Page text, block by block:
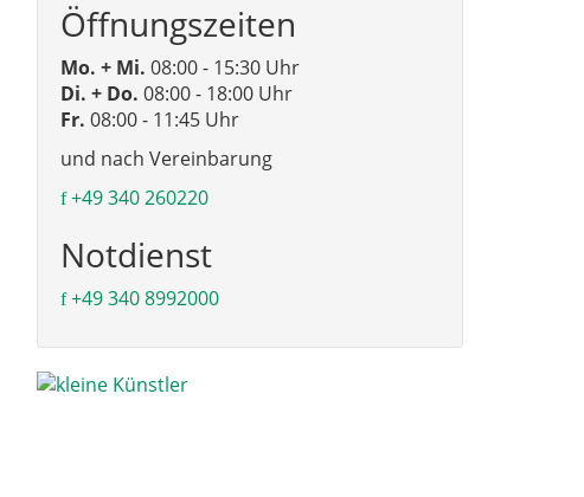
Öffnungszeiten
Mo. + Mi. 08:00 - 15:30 Uhr
Di. + Do. 08:00 - 18:00 Uhr
Fr. 08:00 - 11:45 Uhr
und nach Vereinbarung
+49 340 260220
Notdienst
+49 340 8992000